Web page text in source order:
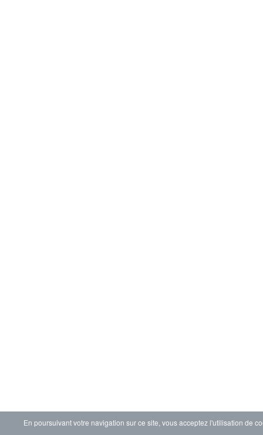
En poursuivant votre navigation sur ce site, vous acceptez l'utilisation de